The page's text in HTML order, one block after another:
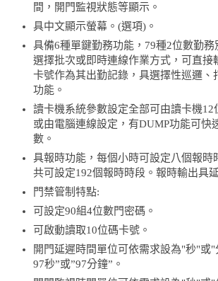
間，開門監視狀態等顯示。
具中文顯示螢幕。(選項)。
具備6種單鍵勤務功能，79種2位數勤
選擇批次或即時連線作業方式，可直接
卡號作為其出勤記錄，具選擇性巡邏、
功能。
讀卡機系統參數設定全部可由讀卡機12
或由電腦連線設定，有DUMP功能可快
數。
具報時功能，每個小時可設定八個報時
共可設定192個報時時段。報時輸出具
門禁管制特點:
可設定90組4位數門密碼。
可啟動讀取10位碼卡號。
開門延遲時間單位可依需求設為"秒"或"
97秒”或”97分鐘”。